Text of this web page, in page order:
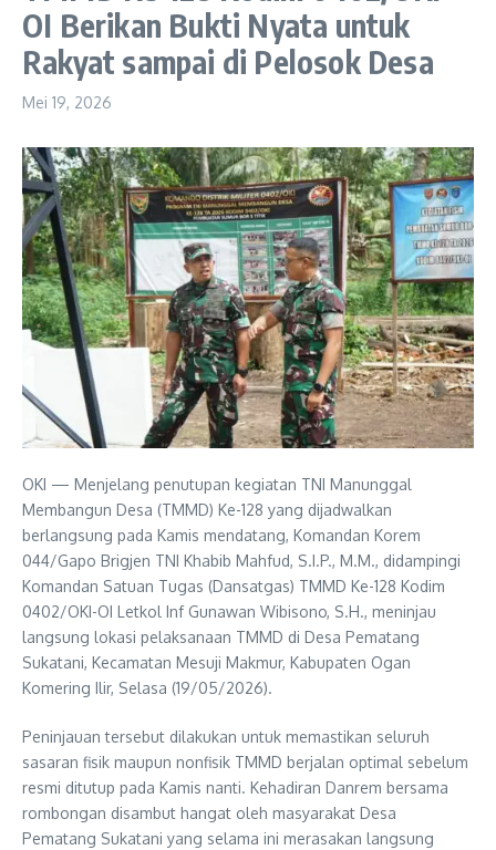
OI Berikan Bukti Nyata untuk
Rakyat sampai di Pelosok Desa
Mei 19, 2026
OKI — Menjelang penutupan kegiatan TNI Manunggal
Membangun Desa (TMMD) Ke-128 yang dijadwalkan
berlangsung pada Kamis mendatang, Komandan Korem
044/Gapo Brigjen TNI Khabib Mahfud, S.I.P., M.M., didampingi
Komandan Satuan Tugas (Dansatgas) TMMD Ke-128 Kodim
0402/OKI-OI Letkol Inf Gunawan Wibisono, S.H., meninjau
langsung lokasi pelaksanaan TMMD di Desa Pematang
Sukatani, Kecamatan Mesuji Makmur, Kabupaten Ogan
Komering Ilir, Selasa (19/05/2026).
Peninjauan tersebut dilakukan untuk memastikan seluruh
sasaran fisik maupun nonfisik TMMD berjalan optimal sebelum
resmi ditutup pada Kamis nanti. Kehadiran Danrem bersama
rombongan disambut hangat oleh masyarakat Desa
Pematang Sukatani yang selama ini merasakan langsung